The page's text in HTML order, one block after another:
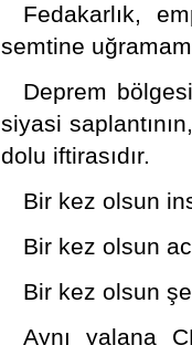
Fedakarlık,
semtine
Deprem
siyasi
dolu iftirasıdır.
Bir kez olsun
Bir kez olsun
Bir kez olsun
Aynı yalana